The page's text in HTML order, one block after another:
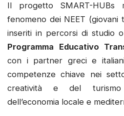
Il progetto SMART-HUBs
fenomeno dei NEET
inseriti in percorsi di studio
Programma Educativo
con i partner greci e
competenze chiave nei
creatività e del turismo
dell’economia locale e